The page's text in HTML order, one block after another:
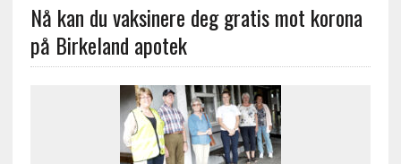
Nå kan du vaksinere deg gratis mot korona
på Birkeland apotek